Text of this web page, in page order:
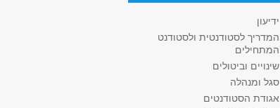
ידיעון
המדריך לסטודנטית ולסטודנט
המתחילים
שינויים וביטולים
סגל ומנהלה
אגודת הסטודנטים